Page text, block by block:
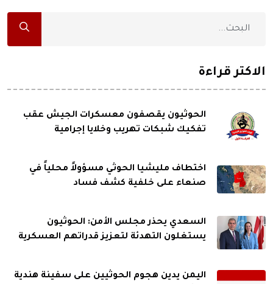
الاكثر قراءة
الحوثيون يقصفون معسكرات الجيش عقب
تفكيك شبكات تهريب وخلايا إجرامية
اختطاف مليشيا الحوثي مسؤولاً محلياً في
صنعاء على خلفية كشف فساد
السعدي يحذر مجلس الأمن: الحوثيون
يستغلون التهدئة لتعزيز قدراتهم العسكرية
اليمن يدين هجوم الحوثيين على سفينة هندية